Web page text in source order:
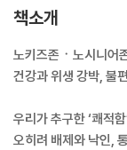
책소개
노키즈존ㆍ노시니어
건강과 위생 강박, 불
우리가 추구한 ‘쾌적
오히려 배제와 낙인,